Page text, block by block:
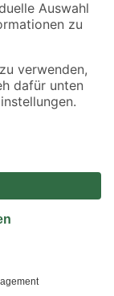
sind unter
beziehen
hier